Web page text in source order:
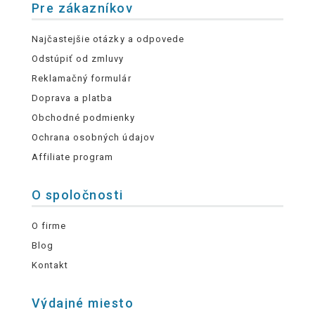
Pre zákazníkov
Najčastejšie otázky a odpovede
Odstúpiť od zmluvy
Reklamačný formulár
Doprava a platba
Obchodné podmienky
Ochrana osobných údajov
Affiliate program
O spoločnosti
O firme
Blog
Kontakt
Výdajné miesto